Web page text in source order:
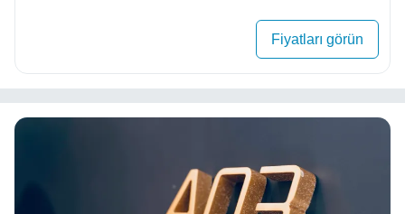
Fiyatları görün